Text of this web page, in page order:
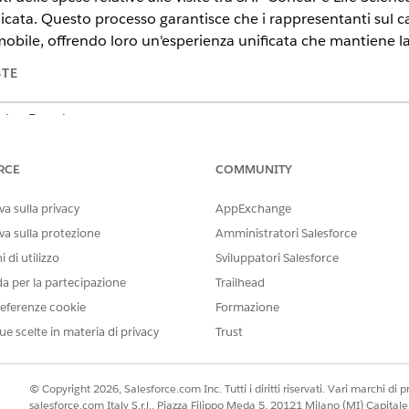
Questo processo garantisce che i rappresentanti sul
offrendo loro un'esperienza unificata che mantiene
Experience
Engagement.
delle spese sostenute utilizzando l'integrazione MuleSoft
predefinita, Concur Expense Sync, che automatizza il flusso
le spese relative alle visite direttamente dall'app mobile Life
MuleSoft Direct per fornire una sincronizzazione bidirezionale
le piattaforme.
spese per l'integrazione simultanea
che le spese siano accessibili da una pagina di visita e
sulla privacy
sulla protezione
di utilizzo
per la partecipazione
cookie
scelte in materia di privacy
COMMUNITY
AppExchange
Amministratori Salesforce
Sviluppatori Salesforce
Trailhead
Formazione
Trust
© Copyright 2026, Salesforce.com Inc. Tutti i diritti riservati. Vari marchi di
salesforce.com Italy S.r.l., Piazza Filippo Meda 5, 20121 Milano (MI)